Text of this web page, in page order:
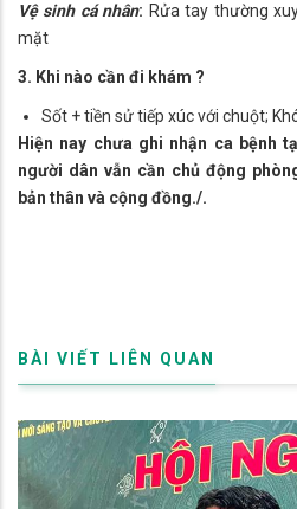
Vệ sinh cá nhân: Rửa tay thường
mặt
3. Khi nào cần đi khám ?
Sốt + tiền sử tiếp xúc với chuột;
Hiện nay chưa ghi nhận ca bệnh
người dân vẫn cần chủ động
bản thân và cộng đồng./.
BÀI VIẾT LIÊN QUAN